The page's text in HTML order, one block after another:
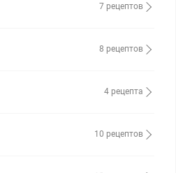
7 рецептов
8 рецептов
4 рецепта
10 рецептов